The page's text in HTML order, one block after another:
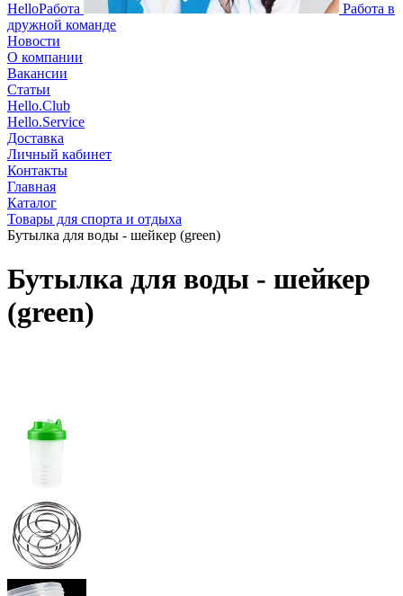
HelloРабота
Работа в
дружной команде
Новости
О компании
Вакансии
Статьи
Hello.Club
Hello.Service
Доставка
Личный кабинет
Контакты
Главная
Каталог
Товары для спорта и отдыха
Бутылка для воды - шейкер (green)
Бутылка для воды - шейкер
(green)